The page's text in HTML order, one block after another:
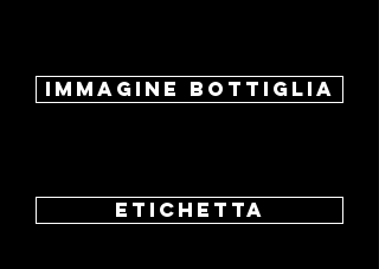
Immagine bottiglia
Etichetta